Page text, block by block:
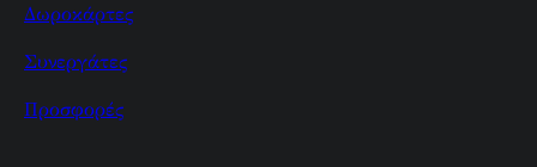
Δωροκάρτες
Συνεργάτες
Προσφορές